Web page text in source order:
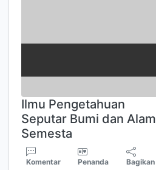
Ilmu Pengetahuan
Seputar Bumi dan Alam
Semesta
Komentar Penanda Bagikan